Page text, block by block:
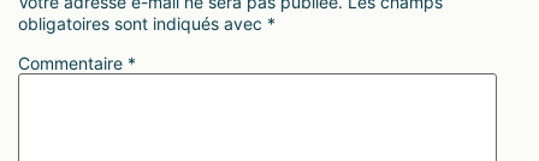
obligatoires sont indiqués avec *
Commentaire *